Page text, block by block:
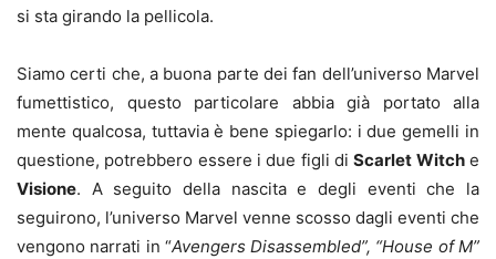
si sta girando la pellicola.
Siamo certi che, a buona parte dei fan dell’universo Marvel
fumettistico, questo particolare abbia già portato alla
mente qualcosa, tuttavia è bene spiegarlo: i due gemelli in
questione, potrebbero essere i due figli diScarlet Witche
Visione. A seguito della nascita e degli eventi che la
seguirono, l’universo Marvel venne scosso dagli eventi che
vengono narrati in “Avengers Disassembled”, “House of M”